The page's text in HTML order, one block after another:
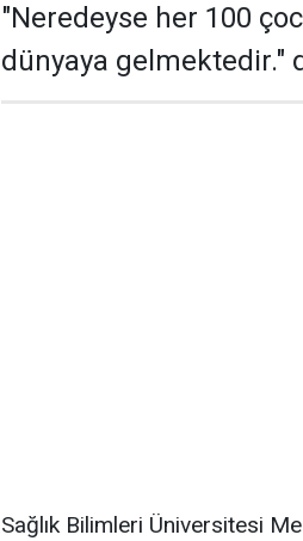
"Neredeyse her 100
dünyaya gelmektedir."
Sağlık Bilimleri Üniversitesi